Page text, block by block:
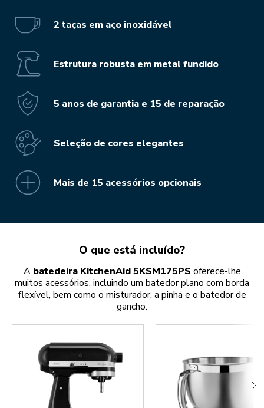
2 taças em aço inoxidável
Estrutura robusta em metal fundido
5 anos de garantia e 15 de reparação
Seleção de cores elegantes
Mais de 15 acessórios opcionais
O que está incluído?
A batedeira KitchenAid 5KSM175PS oferece-lhe
muitos acessórios, incluindo um batedor plano com borda
flexível, bem como o misturador, a pinha e o batedor de
gancho.